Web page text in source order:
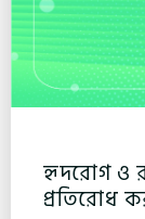
হৃদরোগ ও
প্রতিরোধ